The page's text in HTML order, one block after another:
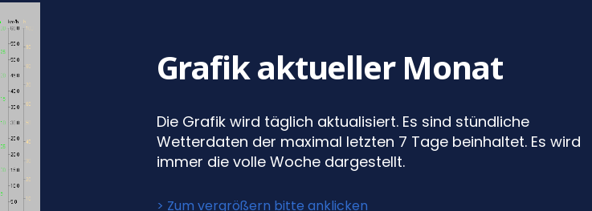
Grafik aktueller Monat
Die Grafik wird täglich aktualisiert. Es sind stündliche
Wetterdaten der maximal letzten 7 Tage beinhaltet. Es wird
immer die volle Woche dargestellt.
> Zum vergrößern bitte anklicken